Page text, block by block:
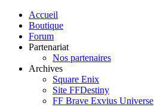
Accueil
Boutique
Forum
Partenariat
Nos partenaires
Archives
Square Enix
Site FFDestiny
FF Brave Exvius Universe